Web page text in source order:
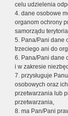
celu udzielenia
4. dane osobowe
organom ochrony
samorządu
5. Pana/Pani dane
trzeciego ani do
6. Pana/Pani dane
i w zakresie
7. przysługuje
osobowych oraz
przetwarzania lub
przetwarzania,
8. ma Pan/Pani